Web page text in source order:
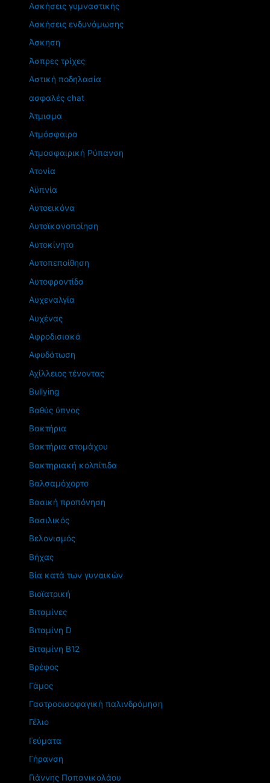
Ασκήσεις γυμναστικής
Ασκήσεις ενδυνάμωσης
Άσκηση
Άσπρες τρίχες
Αστική ποδηλασία
ασφαλές chat
Άτμισμα
Ατμόσφαιρα
Ατμοσφαιρική Ρύπανση
Ατονία
Αϋπνία
Αυτοεικόνα
Αυτοϊκανοποίηση
Αυτοκίνητο
Αυτοπεποίθηση
Αυτοφροντίδα
Αυχεναλγία
Αυχένας
Αφροδισιακά
Αφυδάτωση
Αχίλλειος τένοντας
Βullying
Βαθύς ύπνος
Βακτήρια
Βακτήρια στομάχου
Βακτηριακή κολπίτιδα
Βαλσαμόχορτο
Βασική προπόνηση
Βασιλικός
Βελονισμός
Βήχας
Βία κατά των γυναικών
Βιοϊατρική
Βιταμίνες
Βιταμίνη D
Βιταμίνη Β12
Βρέφος
Γάμος
Γαστροοισοφαγική παλινδρόμηση
Γέλιο
Γεύματα
Γήρανση
Γιάννης Παπανικολάου